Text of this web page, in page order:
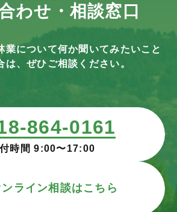
わせ・相談窓口
業について何か聞いてみたいこと
は、ぜひご相談ください。
864-0161
時間 9:00〜17:00
ンライン相談はこちら